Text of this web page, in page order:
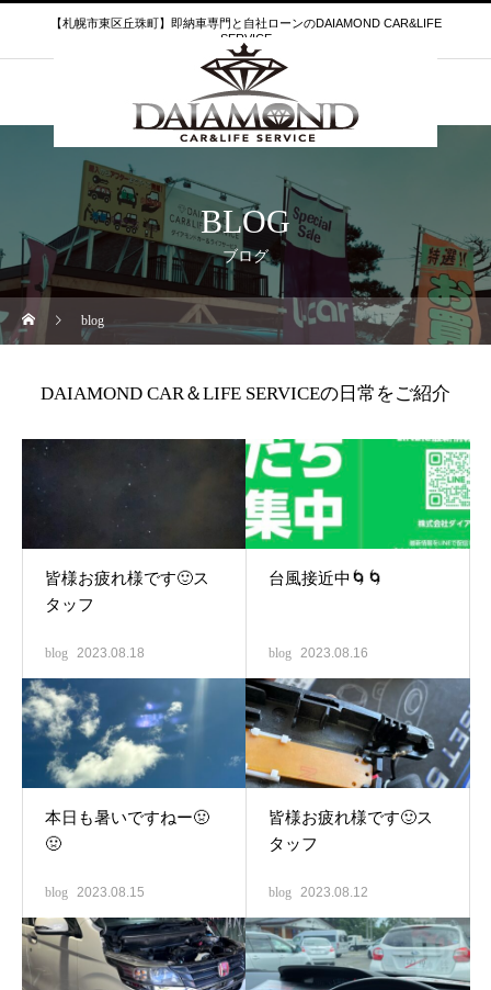
【札幌市東区丘珠町】即納車専門と自社ローンのDAIAMOND CAR&LIFE
SERVICE
BLOG
ブログ
blog
DAIAMOND CAR＆LIFE SERVICEの日常をご紹介
皆様お疲れ様です🙂ス
タッフ
blog 2023.08.18
台風接近中🌀🌀
blog 2023.08.16
本日も暑いですねー🤢
🤢
blog 2023.08.15
皆様お疲れ様です🙂ス
タッフ
blog 2023.08.12